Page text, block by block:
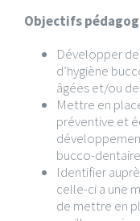
Objectifs
Développer
d’hygiène
âgées et/ou
Mettre en
préventive et
bucco-
Identifier
celle-ci a une
de mettre en